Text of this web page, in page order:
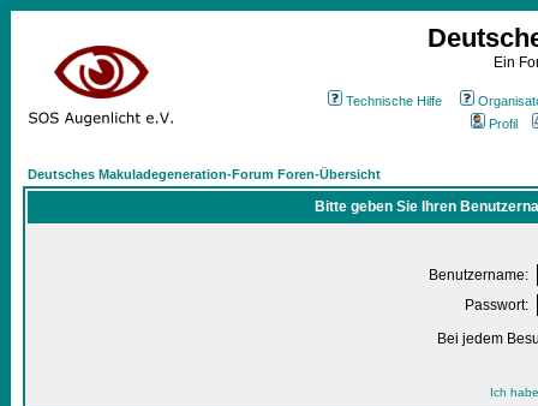
Ein
Technische Hilfe
Profil
Deutsches Makuladegeneration-Forum Foren-Übersicht
Bitte geben Sie Ihren
Benutzername:
Passwort:
Bei jedem
Ich